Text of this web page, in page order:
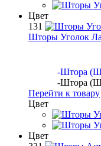
Цвет
131
Шторы Уголок
-Штора
-Штора
Перейти к товару
Цвет
Цвет